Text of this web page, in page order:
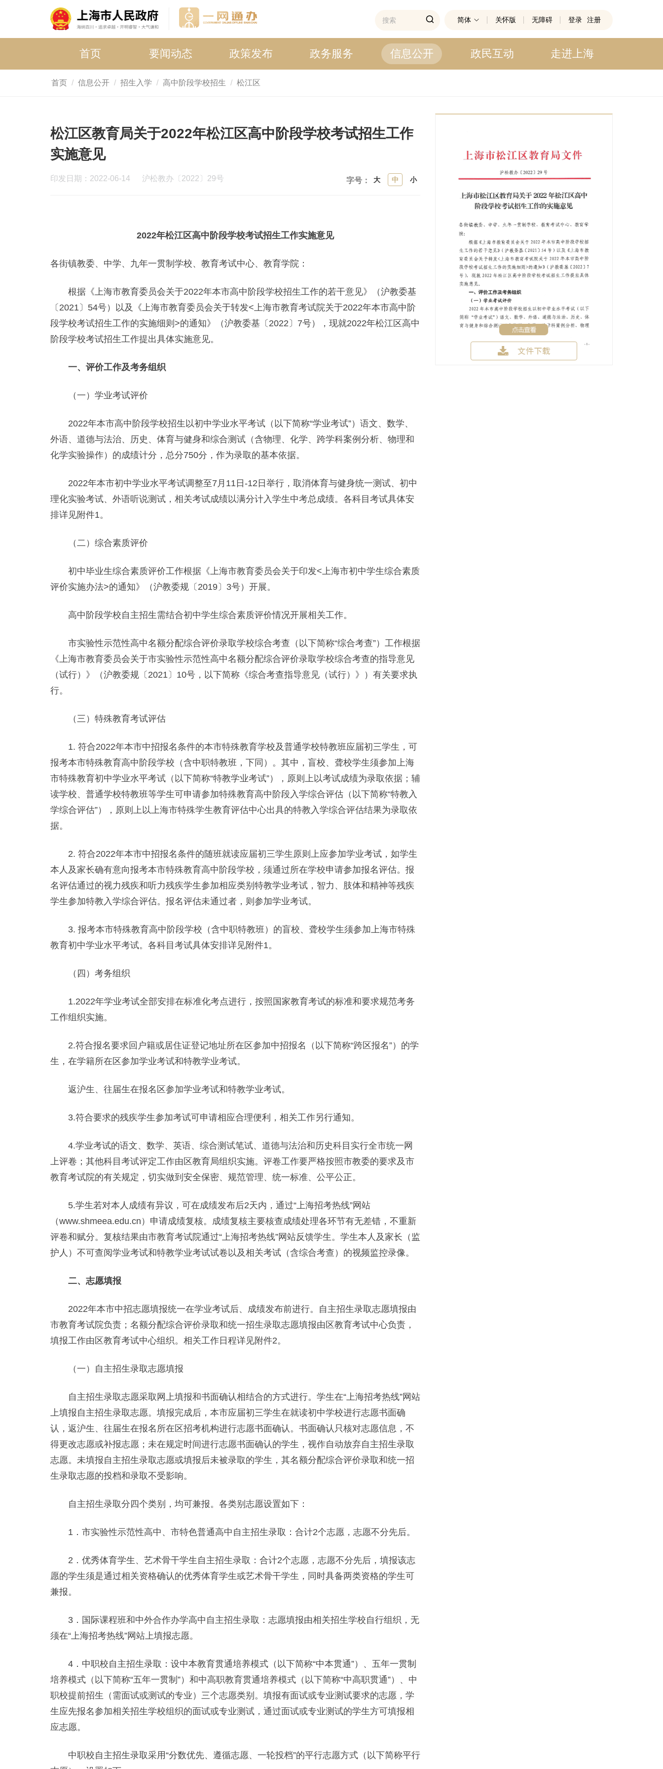
简体 关怀版 无障碍 登录 注册
首页 要闻动态 政策发布 政务服务 信息公开 政民互动 走进上海
首页 信息公开 招生入学 高中阶段学校招生 松江区
松江区教育局关于2022年松江区高中阶段学校考试招生工作
实施意见
印发日期：2022-06-14 沪松教办〔2022〕29号 字号： 大 中 小
2022年松江区高中阶段学校考试招生工作实施意见
各街镇教委、中学、九年一贯制学校、教育考试中心、教育学院：
根据《上海市教育委员会关于2022年本市高中阶段学校招生工作的若干意见》（沪教委基
〔2021〕54号）以及《上海市教育委员会关于转发<上海市教育考试院关于2022年本市高中阶
段学校考试招生工作的实施细则>的通知》（沪教委基〔2022〕7号），现就2022年松江区高中
阶段学校考试招生工作提出具体实施意见。
一、评价工作及考务组织
（一）学业考试评价
2022年本市高中阶段学校招生以初中学业水平考试（以下简称“学业考试”）语文、数学、
外语、道德与法治、历史、体育与健身和综合测试（含物理、化学、跨学科案例分析、物理和
化学实验操作）的成绩计分，总分750分，作为录取的基本依据。
2022年本市初中学业水平考试调整至7月11日-12日举行，取消体育与健身统一测试、初中
理化实验考试、外语听说测试，相关考试成绩以满分计入学生中考总成绩。各科目考试具体安
排详见附件1。
（二）综合素质评价
初中毕业生综合素质评价工作根据《上海市教育委员会关于印发<上海市初中学生综合素质
评价实施办法>的通知》（沪教委规〔2019〕3号）开展。
高中阶段学校自主招生需结合初中学生综合素质评价情况开展相关工作。
市实验性示范性高中名额分配综合评价录取学校综合考查（以下简称“综合考查”）工作根据
《上海市教育委员会关于市实验性示范性高中名额分配综合评价录取学校综合考查的指导意见
（试行）》（沪教委规〔2021〕10号，以下简称《综合考查指导意见（试行）》）有关要求执
行。
（三）特殊教育考试评估
1. 符合2022年本市中招报名条件的本市特殊教育学校及普通学校特教班应届初三学生，可
报考本市特殊教育高中阶段学校（含中职特教班，下同）。其中，盲校、聋校学生须参加上海
市特殊教育初中学业水平考试（以下简称“特教学业考试”），原则上以考试成绩为录取依据；辅
读学校、普通学校特教班等学生可申请参加特殊教育高中阶段入学综合评估（以下简称“特教入
学综合评估”），原则上以上海市特殊学生教育评估中心出具的特教入学综合评估结果为录取依
据。
2. 符合2022年本市中招报名条件的随班就读应届初三学生原则上应参加学业考试，如学生
本人及家长确有意向报考本市特殊教育高中阶段学校，须通过所在学校申请参加报名评估。报
名评估通过的视力残疾和听力残疾学生参加相应类别特教学业考试，智力、肢体和精神等残疾
学生参加特教入学综合评估。报名评估未通过者，则参加学业考试。
3. 报考本市特殊教育高中阶段学校（含中职特教班）的盲校、聋校学生须参加上海市特殊
教育初中学业水平考试。各科目考试具体安排详见附件1。
（四）考务组织
1.2022年学业考试全部安排在标准化考点进行，按照国家教育考试的标准和要求规范考务
工作组织实施。
2.符合报名要求回户籍或居住证登记地址所在区参加中招报名（以下简称“跨区报名”）的学
生，在学籍所在区参加学业考试和特教学业考试。
返沪生、往届生在报名区参加学业考试和特教学业考试。
3.符合要求的残疾学生参加考试可申请相应合理便利，相关工作另行通知。
4.学业考试的语文、数学、英语、综合测试笔试、道德与法治和历史科目实行全市统一网
上评卷；其他科目考试评定工作由区教育局组织实施。评卷工作要严格按照市教委的要求及市
教育考试院的有关规定，切实做到安全保密、规范管理、统一标准、公平公正。
5.学生若对本人成绩有异议，可在成绩发布后2天内，通过“上海招考热线”网站
（www.shmeea.edu.cn）申请成绩复核。成绩复核主要核查成绩处理各环节有无差错，不重新
评卷和赋分。复核结果由市教育考试院通过“上海招考热线”网站反馈学生。学生本人及家长（监
护人）不可查阅学业考试和特教学业考试试卷以及相关考试（含综合考查）的视频监控录像。
二、志愿填报
2022年本市中招志愿填报统一在学业考试后、成绩发布前进行。自主招生录取志愿填报由
市教育考试院负责；名额分配综合评价录取和统一招生录取志愿填报由区教育考试中心负责，
填报工作由区教育考试中心组织。相关工作日程详见附件2。
（一）自主招生录取志愿填报
自主招生录取志愿采取网上填报和书面确认相结合的方式进行。学生在“上海招考热线”网站
上填报自主招生录取志愿。填报完成后，本市应届初三学生在就读初中学校进行志愿书面确
认，返沪生、往届生在报名所在区招考机构进行志愿书面确认。书面确认只核对志愿信息，不
得更改志愿或补报志愿；未在规定时间进行志愿书面确认的学生，视作自动放弃自主招生录取
志愿。未填报自主招生录取志愿或填报后未被录取的学生，其名额分配综合评价录取和统一招
生录取志愿的投档和录取不受影响。
自主招生录取分四个类别，均可兼报。各类别志愿设置如下：
1．市实验性示范性高中、市特色普通高中自主招生录取：合计2个志愿，志愿不分先后。
2．优秀体育学生、艺术骨干学生自主招生录取：合计2个志愿，志愿不分先后，填报该志
愿的学生须是通过相关资格确认的优秀体育学生或艺术骨干学生，同时具备两类资格的学生可
兼报。
3．国际课程班和中外合作办学高中自主招生录取：志愿填报由相关招生学校自行组织，无
须在“上海招考热线”网站上填报志愿。
4．中职校自主招生录取：设中本教育贯通培养模式（以下简称“中本贯通”）、五年一贯制
培养模式（以下简称“五年一贯制”）和中高职教育贯通培养模式（以下简称“中高职贯通”）、中
职校提前招生（需面试或测试的专业）三个志愿类别。填报有面试或专业测试要求的志愿，学
生应先报名参加相关招生学校组织的面试或专业测试，通过面试或专业测试的学生方可填报相
应志愿。
中职校自主招生录取采用“分数优先、遵循志愿、一轮投档”的平行志愿方式（以下简称平行